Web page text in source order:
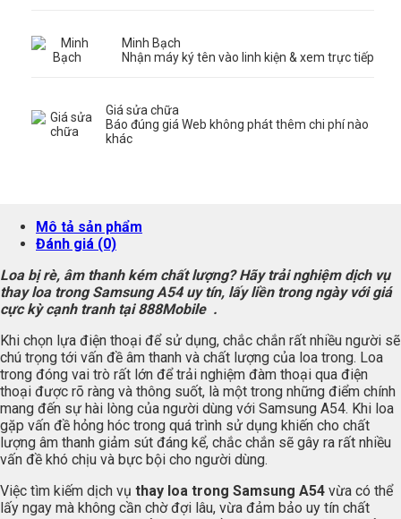
Minh Bạch
Nhận máy ký tên vào linh kiện & xem trực tiếp
Giá sửa chữa
Báo đúng giá Web không phát thêm chi phí nào
khác
Mô tả sản phẩm
Đánh giá (0)
Loa bị rè, âm thanh kém chất lượng? Hãy trải nghiệm dịch vụ
thay loa trong Samsung A54 uy tín, lấy liền trong ngày với giá
cực kỳ cạnh tranh tại 888Mobile .
Khi chọn lựa điện thoại để sử dụng, chắc chắn rất nhiều người sẽ
chú trọng tới vấn đề âm thanh và chất lượng của loa trong. Loa
trong đóng vai trò rất lớn để trải nghiệm đàm thoại qua điện
thoại được rõ ràng và thông suốt, là một trong những điểm chính
mang đến sự hài lòng của người dùng với Samsung A54. Khi loa
gặp vấn đề hỏng hóc trong quá trình sử dụng khiến cho chất
lượng âm thanh giảm sút đáng kể, chắc chắn sẽ gây ra rất nhiều
vấn đề khó chịu và bực bội cho người dùng.
Việc tìm kiếm dịch vụ thay loa trong Samsung A54 vừa có thể
lấy ngay mà không cần chờ đợi lâu, vừa đảm bảo uy tín chất